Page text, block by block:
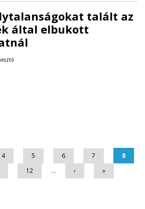
talált az
által elbukott
4 5 6 7
8
12 … › »